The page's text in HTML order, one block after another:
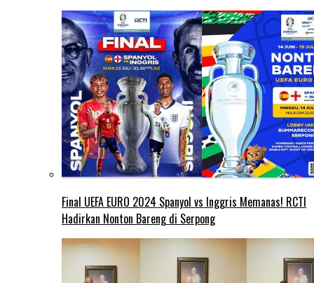
Final UEFA EURO 2024 Spanyol vs Inggris Memanas! RCTI
Hadirkan Nonton Bareng di Serpong